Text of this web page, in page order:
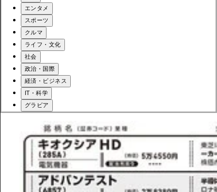
エンタメ
スポーツ
クルマ
ライフ・文化
社会
政治・国際
経済・ビジネス
IT・科学
グラビア